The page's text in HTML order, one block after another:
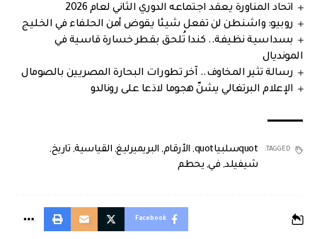
اتحاد المناورة يعقد اجتماعه الدوري الثاني لعام 2026
روبيو: واشنطن لن تفعل شيئا يقوض أمن الحلفاء في الخليج
بسداسية نظيفة.. كندا تُلحق بقطر خسارة قاسية في
المونديال
رسالة تثير المخاوف.. آخر تطورات البحارة المصريين بالصومال
الإعلام البرتغالي يشنّ هجوما لاذعا على رونالدو
TAGGED: quotسلبياquot , الأرقام, البريميرليغ, القياسية, تاريخ,
شيفيلد, في, يحطم
Facebook